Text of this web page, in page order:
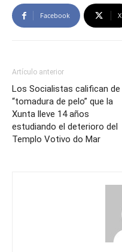
Facebook X
Artículo anterior
Los Socialistas califican de
“tomadura de pelo” que la
Xunta lleve 14 años
estudiando el deterioro del
Templo Votivo do Mar